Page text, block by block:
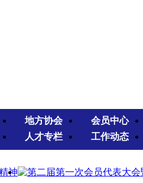
地方协会 会员中心
人才专栏 工作动态